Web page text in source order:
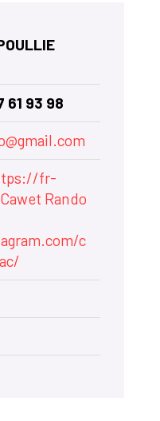
61 93 98
fr-
Rando
c